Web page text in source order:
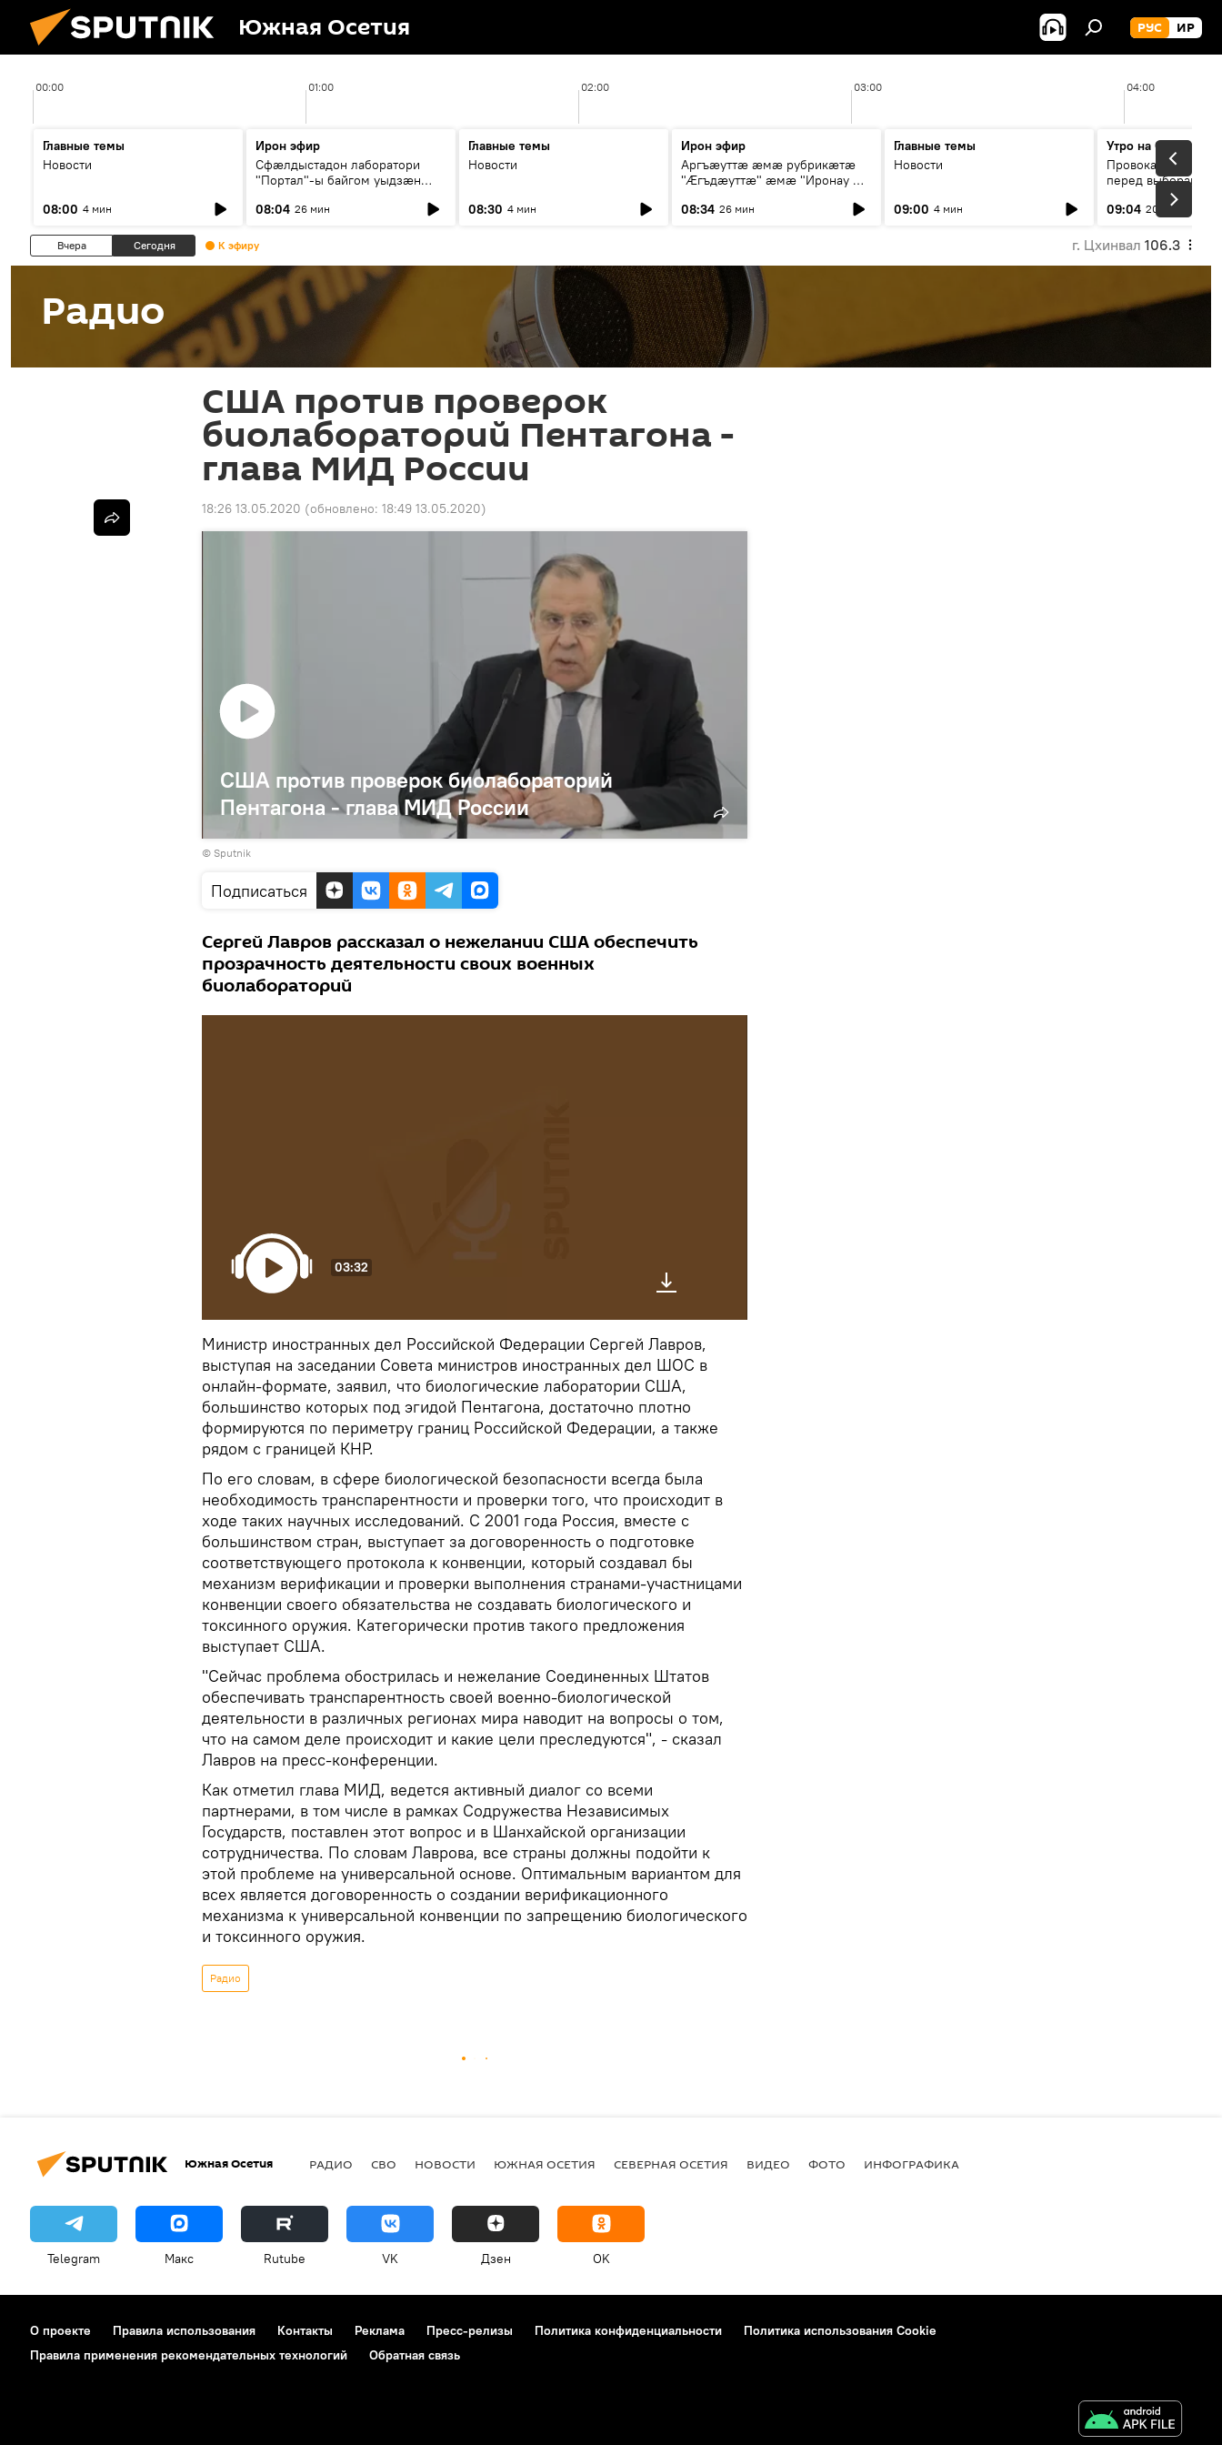
Южная Осетия РУС ИР
00:00 01:00 02:00 03:00 04:00
Главные темы
Новости
08:00 4 мин
Ирон эфир
Сфæлдыстадон лаборатори
"Портал"-ы байгом уыдзæн
Æхсары куыстыты равдыст
08:04 26 мин
Главные темы
Новости
08:30 4 мин
Ирон эфир
Аргъæуттæ æмæ рубрикæтæ
"Æгъдæуттæ" æмæ "Иронау æй
08:34 26 мин
Главные темы
Новости
09:00 4 мин
Утро на Спутнике
Провокации со
перед выборами в
09:04 20 мин
Вчера Сегодня К эфиру г. Цхинвал 106.3
Радио
США против проверок
биолабораторий Пентагона -
глава МИД России
18:26 13.05.2020 (обновлено: 18:49 13.05.2020)
США против проверок биолабораторий
Пентагона - глава МИД России
© Sputnik
Подписаться
Сергей Лавров рассказал о нежелании США обеспечить
прозрачность деятельности своих военных
биолабораторий
03:32
Министр иностранных дел Российской Федерации Сергей Лавров,
выступая на заседании Совета министров иностранных дел ШОС в
онлайн-формате, заявил, что биологические лаборатории США,
большинство которых под эгидой Пентагона, достаточно плотно
формируются по периметру границ Российской Федерации, а также
рядом с границей КНР.
По его словам, в сфере биологической безопасности всегда была
необходимость транспарентности и проверки того, что происходит в
ходе таких научных исследований. С 2001 года Россия, вместе с
большинством стран, выступает за договоренность о подготовке
соответствующего протокола к конвенции, который создавал бы
механизм верификации и проверки выполнения странами-участницами
конвенции своего обязательства не создавать биологического и
токсинного оружия. Категорически против такого предложения
выступает США.
"Сейчас проблема обострилась и нежелание Соединенных Штатов
обеспечивать транспарентность своей военно-биологической
деятельности в различных регионах мира наводит на вопросы о том,
что на самом деле происходит и какие цели преследуются", - сказал
Лавров на пресс-конференции.
Как отметил глава МИД, ведется активный диалог со всеми
партнерами, в том числе в рамках Содружества Независимых
Государств, поставлен этот вопрос и в Шанхайской организации
сотрудничества. По словам Лаврова, все страны должны подойти к
этой проблеме на универсальной основе. Оптимальным вариантом для
всех является договоренность о создании верификационного
механизма к универсальной конвенции по запрещению биологического
и токсинного оружия.
Радио
Южная Осетия РАДИО СВО НОВОСТИ ЮЖНАЯ ОСЕТИЯ СЕВЕРНАЯ ОСЕТИЯ ВИДЕО ФОТО ИНФОГРАФИКА
Telegram Макс Rutube VK Дзен OK
О проекте Правила использования Контакты Реклама Пресс-релизы Политика конфиденциальности
Политика использования Cookie
Правила применения рекомендательных технологий
Обратная связь